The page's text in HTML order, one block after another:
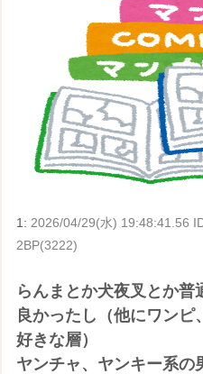
1: 2026/04/29(水) 19:48:41.56
2BP(3222)
らんまとか犬夜叉とか
良かったし（他にワン
好きな層）
ヤンチャ、ヤンキー系の